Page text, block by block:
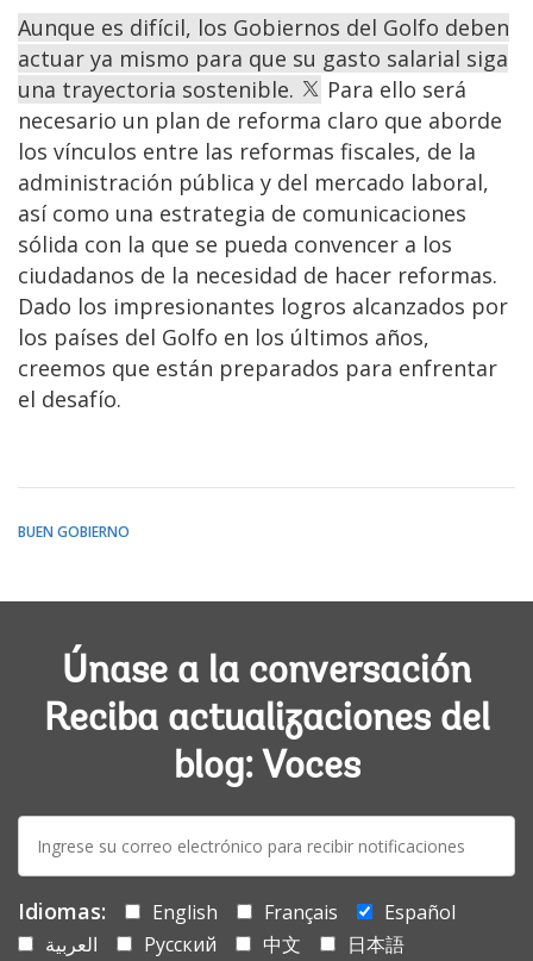
Aunque es difícil, los Gobiernos del Golfo deben
actuar ya mismo para que su gasto salarial siga
una trayectoria sostenible.
Para ello será
necesario un plan de reforma claro que aborde
los vínculos entre las reformas fiscales, de la
administración pública y del mercado laboral,
así como una estrategia de comunicaciones
sólida con la que se pueda convencer a los
ciudadanos de la necesidad de hacer reformas.
Dado los impresionantes logros alcanzados por
los países del Golfo en los últimos años,
creemos que están preparados para enfrentar
el desafío.
BUEN GOBIERNO
Únase a la conversación
Reciba actualizaciones del
blog: Voces
mail:
Idiomas: English Français
Español
العربية
Русский 中文
日本語